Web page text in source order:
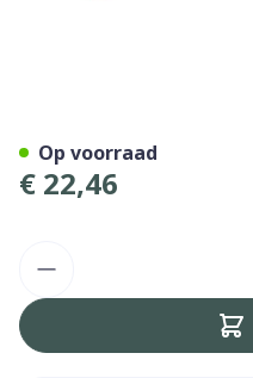
€ 22,46
Op voorraad